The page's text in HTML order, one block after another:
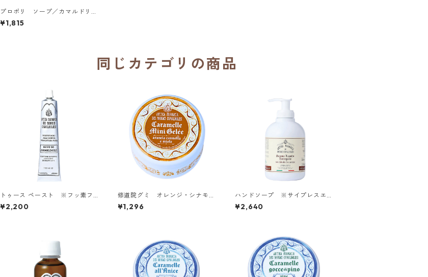
プロポリ ソープ／カマルドリ修
道院（イタリア）
¥1,815
同じカテゴリの商品
トゥース ペースト ※フッ素フ
リー／カマルドリ修道院（イタリ
ア）
¥2,200
修道院グミ オレンジ・シナモン
＆ハニー／カマルドリ修道院（イ
タリア）
¥1,296
ハンドソープ ※サイプレスエキ
ス配合／カマルドリ修道院（イタ
リア）
¥2,640